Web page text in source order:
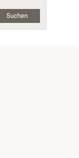
Suchen